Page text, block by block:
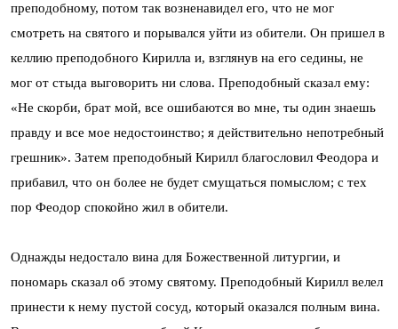
преподобному, потом так возненавидел его, что не мог
смотреть на святого и порывался уйти из обители. Он пришел в
келлию преподобного Кирилла и, взглянув на его седины, не
мог от стыда выговорить ни слова. Преподобный сказал ему:
«Не скорби, брат мой, все ошибаются во мне, ты один знаешь
правду и все мое недостоинство; я действительно непотребный
грешник». Затем преподобный Кирилл благословил Феодора и
прибавил, что он более не будет смущаться помыслом; с тех
пор Феодор спокойно жил в обители.
Однажды недостало вина для Божественной литургии, и
пономарь сказал об этому святому. Преподобный Кирилл велел
принести к нему пустой сосуд, который оказался полным вина.